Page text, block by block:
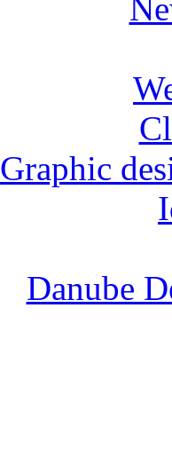
Graphic
Danube